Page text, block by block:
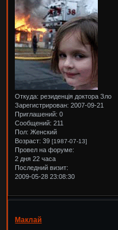
Откуда: резиденція доктора Зло
Зарегистрирован: 2007-09-21
Приглашений: 0
Сообщений: 211
Пол: Женский
Возраст: 39[1987-07-13]
Провел на форуме:
2 дня 22 часа
Последний визит:
2009-05-28 23:08:30
Маклай